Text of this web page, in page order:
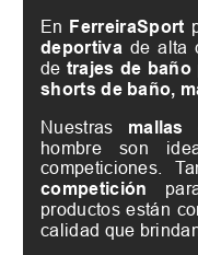
En FerreiraSport
deportiva de alta
de trajes de baño
shorts de baño,
Nuestras mallas
hombre son
competiciones.
competición
productos están
calidad que